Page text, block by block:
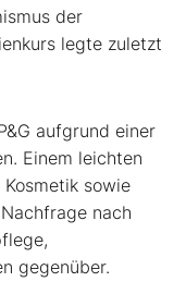
der
legte zuletzt
aufgrund einer
Einem leichten
sowie
nach
gegenüber.